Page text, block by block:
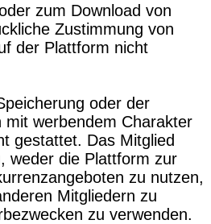
zum Download von
Zustimmung von
der Plattform nicht
oder der
mit werbendem Charakter
gestattet. Das Mitglied
weder die Plattform zur
zu nutzen,
Mitgliedern zu
zu verwenden.